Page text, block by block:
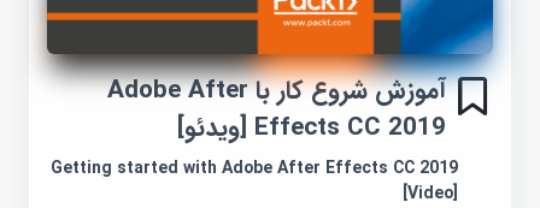
آموزش شروع کار با Adobe After
Effects CC 2019 [ویدئو]
Getting started with Adobe After Effects CC 2019
[Video]